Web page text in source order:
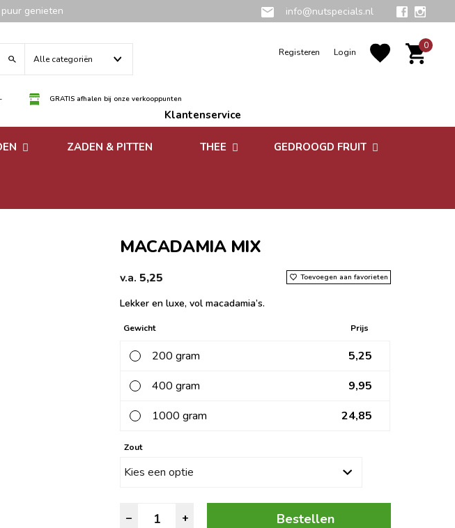
genieten info@nutspecials.nl
Alle categoriën
0
Registeren Login
GRATIS afhalen bij onze verkooppunten
Klantenservice
zonder
ZADEN & PITTEN THEE
Kruidenthee
Rooibos thee
Witte thee
Thee accessoires
GEDROOGD FRUIT
Superfoods
MACADAMIA MIX
v.a. 5,25 Toevoegen aan favorieten
Lekker en luxe, vol macadamia’s.
Gewicht Prijs
200 gram
400 gram
1000 gram
5,25
9,95
24,85
Zout
–
Macadamia+ Bestellen